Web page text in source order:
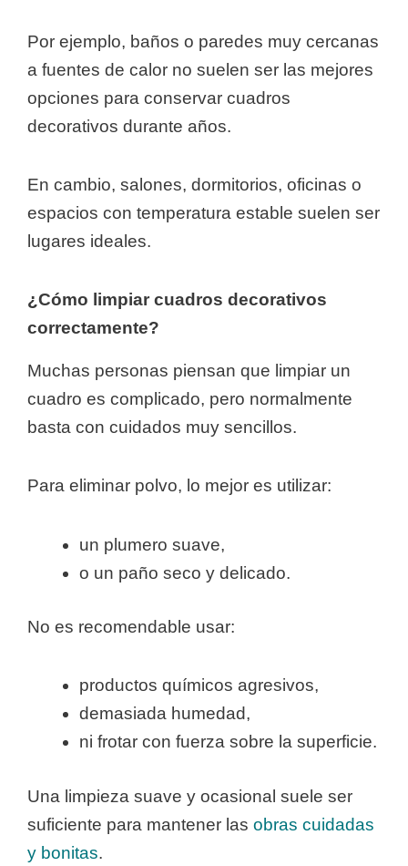
Por ejemplo, baños o paredes muy cercanas
a fuentes de calor no suelen ser las mejores
opciones para conservar cuadros
decorativos durante años.
En cambio, salones, dormitorios, oficinas o
espacios con temperatura estable suelen ser
lugares ideales.
¿Cómo limpiar cuadros decorativos
correctamente?
Muchas personas piensan que limpiar un
cuadro es complicado, pero normalmente
basta con cuidados muy sencillos.
Para eliminar polvo, lo mejor es utilizar:
un plumero suave,
o un paño seco y delicado.
No es recomendable usar:
productos químicos agresivos,
demasiada humedad,
ni frotar con fuerza sobre la superficie.
Una limpieza suave y ocasional suele ser
suficiente para mantener las obras cuidadas
y bonitas.